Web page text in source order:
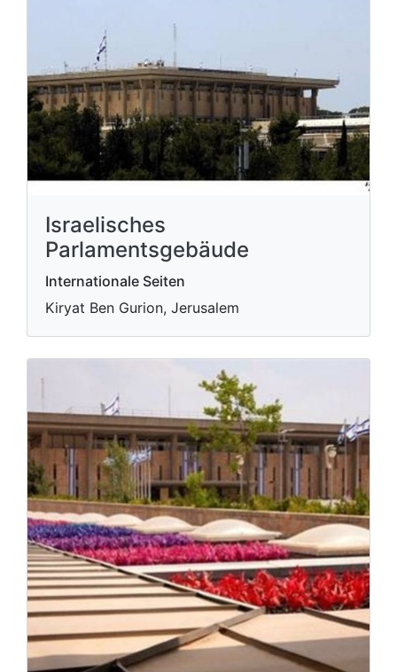
Israelisches
Parlamentsgebäude
Internationale Seiten
Kiryat Ben Gurion, Jerusalem